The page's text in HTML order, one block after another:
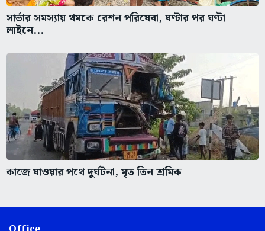
সার্ভার সমস্যায় থমকে রেশন পরিষেবা, ঘণ্টার পর ঘণ্টা
লাইনে...
কাজে যাওয়ার পথে দুর্ঘটনা, মৃত তিন শ্রমিক